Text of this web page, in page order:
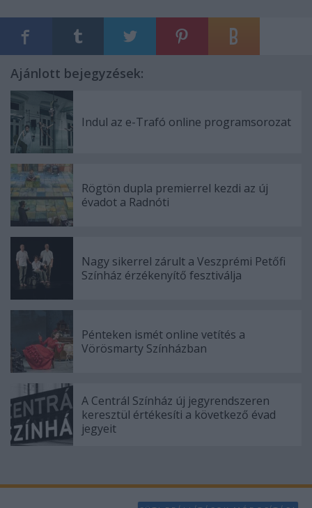
Ajánlott bejegyzések:
Indul az e-Trafó online programsorozat
Rögtön dupla premierrel kezdi az új
évadot a Radnóti
Nagy sikerrel zárult a Veszprémi Petőfi
Színház érzékenyítő fesztiválja
Pénteken ismét online vetítés a
Vörösmarty Színházban
A Centrál Színház új jegyrendszeren
keresztül értékesíti a következő évad
jegyeit